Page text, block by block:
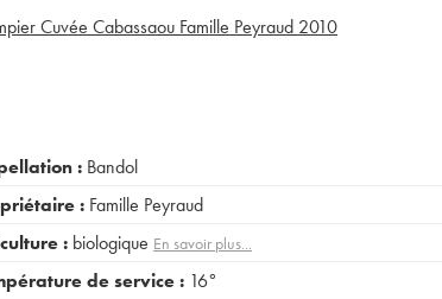
Cuvée Cabassaou Famille Peyraud 2010
: Bandol
: Famille Peyraud
: biologique En savoir plus...
de service : 16°